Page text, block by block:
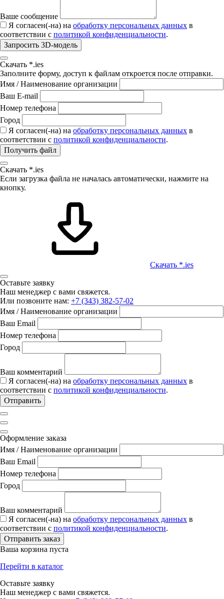
Ваше сообщение
Я согласен(-на) на обработку персональных данных в
соответствии с политикой конфиденциальности.
Запросить 3D-модель
Скачать *.ies
Заполните форму, доступ к файлам откроется после отправки.
Имя / Наименование организации
Ваш E-mail
Номер телефона
Город
Я согласен(-на) на обработку персональных данных в
соответствии с политикой конфиденциальности.
Получить файл
Скачать *.ies
Если загрузка файла не началась автоматически, нажмите на
кнопку.
Скачать *.ies
Оставьте заявку
Наш менеджер с вами свяжется.
Или позвоните нам: +7 (343) 382-57-02
Имя / Наименование организации
Ваш Email
Номер телефона
Город
Ваш комментарий
Я согласен(-на) на обработку персональных данных в
соответствии с политикой конфиденциальности.
Отправить
Оформление заказа
Имя / Наименование организации
Ваш Email
Номер телефона
Город
Ваш комментарий
Я согласен(-на) на обработку персональных данных в
соответствии с политикой конфиденциальности.
Отправить заказ
Ваша корзина пуста
Перейти в каталог
Оставьте заявку
Наш менеджер с вами свяжется.